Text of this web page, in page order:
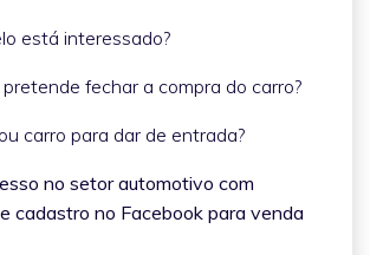
está interessado?
fechar a compra do carro?
carro para dar de entrada?
no setor automotivo com
cadastro no Facebook para venda